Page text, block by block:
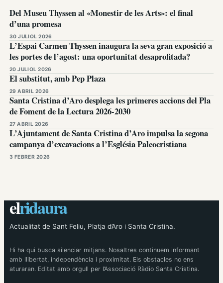
Del Museu Thyssen al «Monestir de les Arts»: el final
d’una promesa
30 JULIOL 2026
L’Espai Carmen Thyssen inaugura la seva gran exposició a
les portes de l’agost: una oportunitat desaprofitada?
20 JULIOL 2026
El substitut, amb Pep Plaza
29 ABRIL 2026
Santa Cristina d’Aro desplega les primeres accions del Pla
de Foment de la Lectura 2026-2030
27 ABRIL 2026
L’Ajuntament de Santa Cristina d’Aro impulsa la segona
campanya d’excavacions a l’Església Paleocristiana
3 FEBRER 2026
elridaura
Actualitat de Sant Feliu, Platja d’Aro i Santa Cristina.
Hi ha qui busca silenciar mitjans. Nosaltres continuem informant
amb llibertat, independència i proximitat. Els obstacles no ens
aturaran. Editat amb orgull per l’Associació Ràdio Santa Cristina.